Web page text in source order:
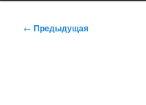
Навигация
← Предыдущая